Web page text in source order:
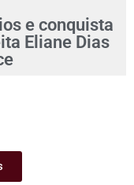
e conquista
Eliane Dias